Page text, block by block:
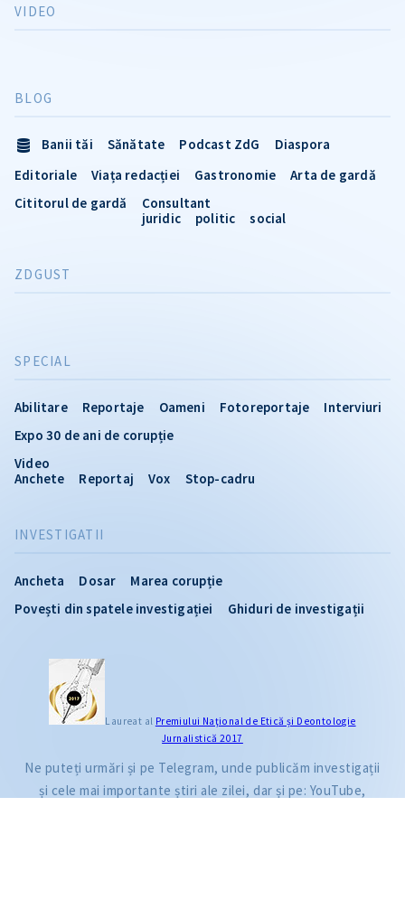
INVESTIGATII
Ancheta Dosar
Marea corupție
Povești din spatele investigației
Ghiduri de investigații
VIDEO
SPECIAL
Abilitare Reportaje Oameni Fotoreportaje
Interviuri
Expo 30 de ani de corupție
Video
Anchete
Reportaj Vox Stop-cadru
BLOG
Banii tăi Sănătate Podcast ZdG
Diaspora
Editoriale
Viața redacției Gastronomie
Arta de gardă
Cititorul de gardă
Consultant
juridic
politic social
ZDGUST
Laureat al Premiului Naţional de Etică și Deontologie
Jurnalistică 2017
Ne puteți urmări și pe Telegram, unde publicăm investigații
și cele mai importante știri ale zilei, dar și pe: YouTube,
CITEȘTE